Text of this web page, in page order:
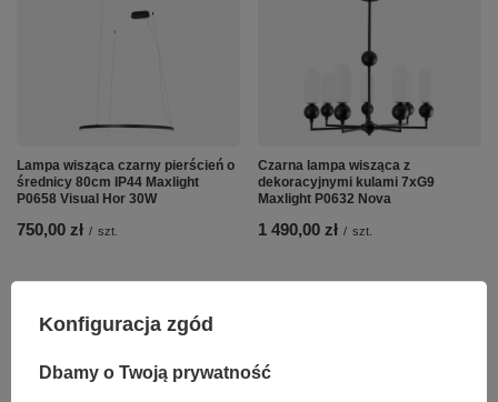
Lampa wisząca czarny pierścień o
średnicy 80cm IP44 Maxlight
P0658 Visual Hor 30W
750,00 zł / szt.
Czarna lampa wisząca z
dekoracyjnymi kulami 7xG9
Maxlight P0632 Nova
1 490,00 zł / szt.
Konfiguracja zgód
Dbamy o Twoją prywatność